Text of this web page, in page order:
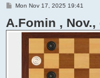
P
t
Mon Nov 17, 2025 19:41
A.Fomin , Nov.,